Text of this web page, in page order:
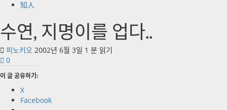
知人
수연, 지명이를 업다..
피노키오 2002년 6월 3일 1 분 읽기
0
이 글 공유하기:
X
Facebook